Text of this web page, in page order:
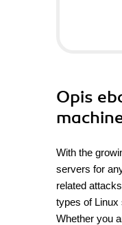
Opis
With the
servers for
related
types of Linux
Whether you